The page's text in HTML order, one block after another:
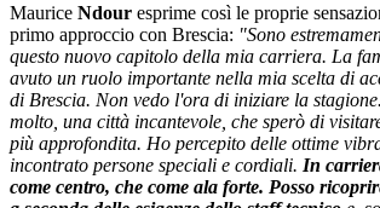
Maurice Ndour esprime così le proprie
primo approccio con Brescia: "Sono
questo nuovo capitolo della mia carriera. La
avuto un ruolo importante nella mia scelta di
di Brescia. Non vedo l'ora di iniziare la
molto, una città incantevole, che sperò di
più approfondita. Ho percepito delle ottime
incontrato persone speciali e cordiali. In
come centro, che come ala forte. Posso